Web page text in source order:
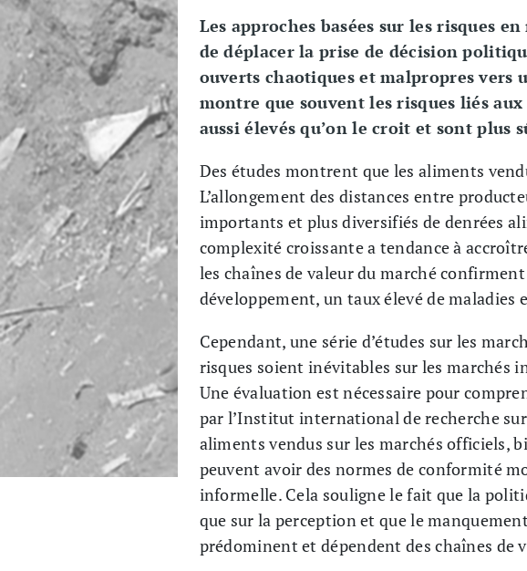
Les approches basées sur les risques
de déplacer la prise de décision
ouverts chaotiques et malpropres vers
montre que souvent les risques liés
aussi élevés qu’on le croit et sont plus
Des études montrent que les aliments
L’allongement des distances entre
importants et plus diversifiés de denrées
complexité croissante a tendance à
les chaînes de valeur du marché
développement, un taux élevé de maladies
Cependant, une série d’études sur les
risques soient inévitables sur les marchés
Une évaluation est nécessaire pour
par l’Institut international de recherche
aliments vendus sur les marchés officiels,
peuvent avoir des normes de conformité
informelle. Cela souligne le fait que la
que sur la perception et que le
prédominent et dépendent des chaînes de